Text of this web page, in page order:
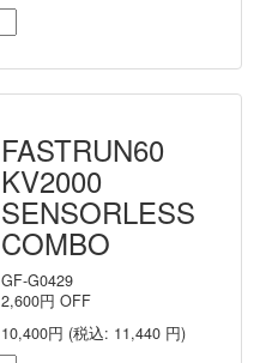
FASTRUN60
KV2000
SENSORLESS
COMBO
GF-G0429
2,600円 OFF
10,400円 (税込: 11,440 円)